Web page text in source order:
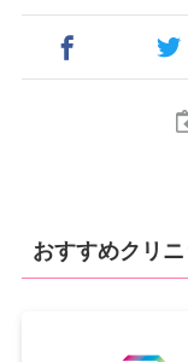
おすすめクリニ